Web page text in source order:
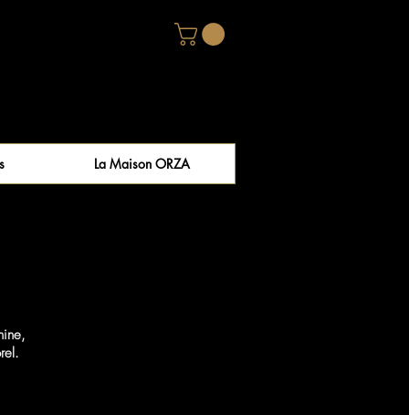
La Maison ORZA